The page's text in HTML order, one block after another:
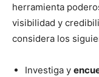
herramienta
visibilidad y
considera los
Investiga y